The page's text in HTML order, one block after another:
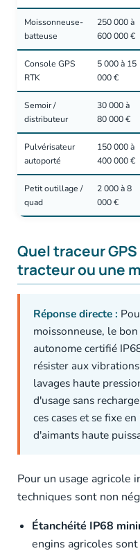
Moissonneuse-
batteuse
250 000 à
600 000 €
Console GPS
RTK
5 000 à 15
000 €
Semoir /
distributeur
30 000 à
80 000 €
Pulvérisateur
autoporté
150 000 à
400 000 €
Petit outillage /
quad
2 000 à 8
000 €
Quel traceur
tracteur ou une
Réponse directe :
moissonneuse, le
autonome certifié
résister aux
lavages haute
d'usage sans
ces cases et se fixe
d'aimants haute
Pour un usage agricole
techniques sont non
Étanchéité IP68
engins agricoles